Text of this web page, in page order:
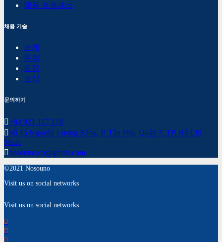
채용 프로세스
채용 기술
소개
문의
모집
소식
문의하기
+84 921 117 118
Số 15 Nguyễn Lương Bằng, P. Tân Phú, Quận 7, TP. Hồ Chí
Minh
nosouno.co@gmail.com
©2021 Nosouno
Visit us on social networks
Visit us on social networks